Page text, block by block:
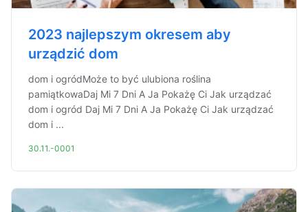
2023 najlepszym okresem aby
urządzić dom
dom i ogródMoże to być ulubiona roślina
pamiątkowaDaj Mi 7 Dni A Ja Pokażę Ci Jak urządzać
dom i ogród Daj Mi 7 Dni A Ja Pokażę Ci Jak urządzać
dom i ...
30.11.-0001